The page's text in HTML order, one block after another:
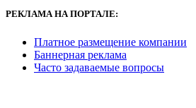
РЕКЛАМАНА ПОРТАЛЕ:
Платное размещение компании
Баннерная реклама
Часто задаваемые вопросы